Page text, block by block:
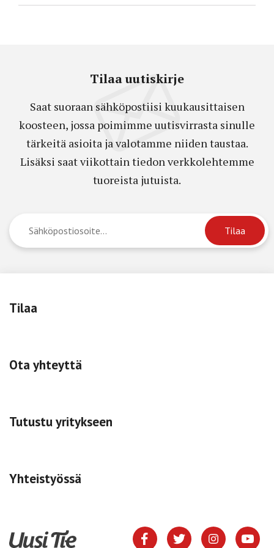
Tilaa uutiskirje
Saat suoraan sähköpostiisi kuukausittaisen
koosteen, jossa poimimme uutisvirrasta sinulle
tärkeitä asioita ja valotamme niiden taustaa.
Lisäksi saat viikottain tiedon verkkolehtemme
tuoreista jutuista.
Tilaa
Ota yhteyttä
Tutustu yritykseen
Yhteistyössä